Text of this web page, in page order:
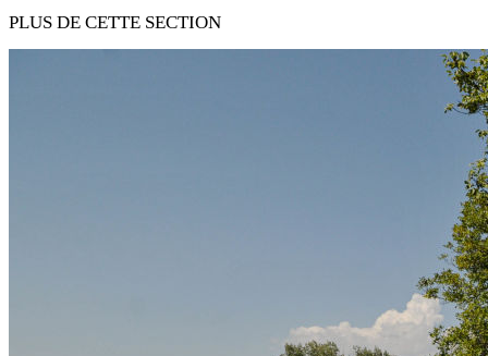
PLUS DE CETTE SECTION